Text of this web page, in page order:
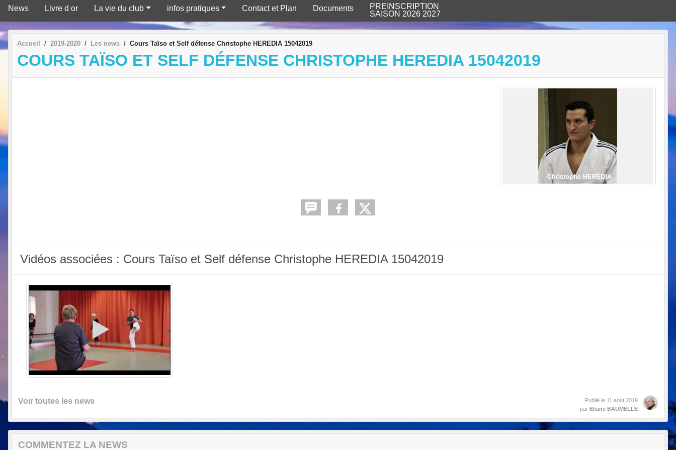
News Livre d or La vie du club infos pratiques Contact et Plan Documents
PREINSCRIPTION
SAISON 2026 2027
Accueil 2019-2020 Les news Cours Taïso et Self défense Christophe HEREDIA 15042019
COURS TAÏSO ET SELF DÉFENSE CHRISTOPHE HEREDIA 15042019
Vidéos associées : Cours Taïso et Self défense Christophe HEREDIA 15042019
Voir toutes les news Publié le 11 août 2019
par Eliane BAUMELLE
COMMENTEZ LA NEWS